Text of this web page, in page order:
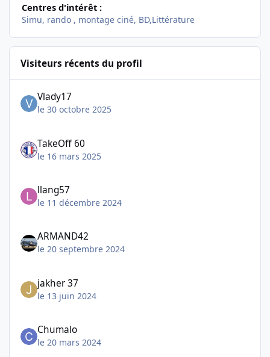
Centres d'intérêt :
Simu, rando , montage ciné, BD,Littérature
Visiteurs récents du profil
Vlady17
le 30 octobre 2025
TakeOff 60
le 16 mars 2025
llang57
le 11 décembre 2024
ARMAND42
le 20 septembre 2024
jakher 37
le 13 juin 2024
Chumalo
le 20 mars 2024